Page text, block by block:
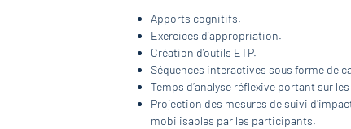
Apports cognitifs.
Exercices d’appropriation.
Création d’outils ETP.
Séquences interactives sous forme de
Temps d’analyse réflexive portant sur
Projection des mesures de suivi
mobilisables par les participants.